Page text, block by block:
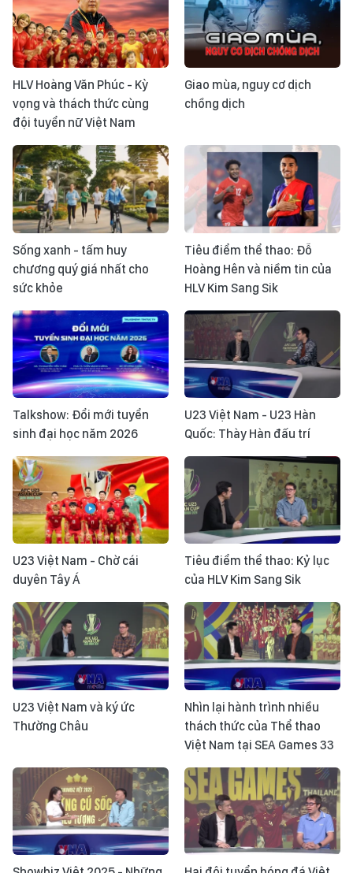
HLV Hoàng Văn Phúc - Kỳ
vọng và thách thức cùng
đội tuyển nữ Việt Nam
Giao mùa, nguy cơ dịch
chồng dịch
Sống xanh - tấm huy
chương quý giá nhất cho
sức khỏe
Tiêu điểm thể thao: Đỗ
Hoàng Hên và niềm tin của
HLV Kim Sang Sik
Talkshow: Đổi mới tuyển
sinh đại học năm 2026
U23 Việt Nam - U23 Hàn
Quốc: Thày Hàn đấu trí
U23 Việt Nam - Chờ cái
duyên Tây Á
Tiêu điểm thể thao: Kỷ lục
của HLV Kim Sang Sik
U23 Việt Nam và ký ức
Thường Châu
Nhìn lại hành trình nhiều
thách thức của Thể thao
Việt Nam tại SEA Games 33